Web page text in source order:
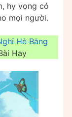
hy vọng có
mọi người.
Hè Bằng
Hay